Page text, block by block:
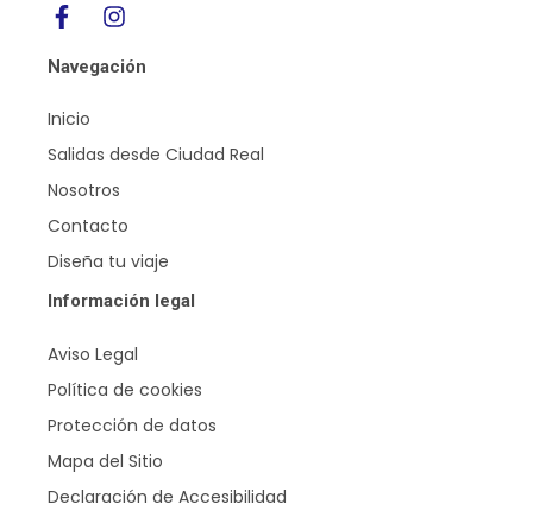
Navegación
Inicio
Salidas desde Ciudad Real
Nosotros
Contacto
Diseña tu viaje
Información legal
Aviso Legal
Política de cookies
Protección de datos
Mapa del Sitio
Declaración de Accesibilidad